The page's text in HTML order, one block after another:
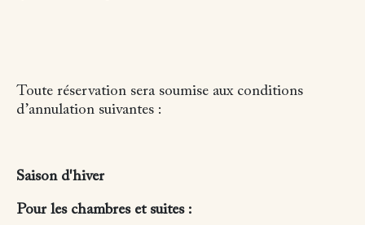
Toute réservation sera soumise aux conditions
d’annulation suivantes :
Saison d'hiver
Pour les chambres et suites :